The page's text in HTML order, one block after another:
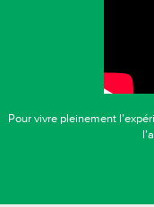
Pour vivre pleinement